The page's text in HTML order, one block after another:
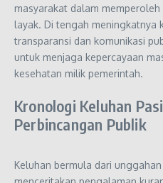
masyarakat dalam
layak. Di tengah meningkatnya
transparansi dan komunikasi
untuk menjaga kepercayaan
kesehatan milik pemerintah.
Kronologi Keluhan
Perbincangan Publik
Keluhan bermula dari